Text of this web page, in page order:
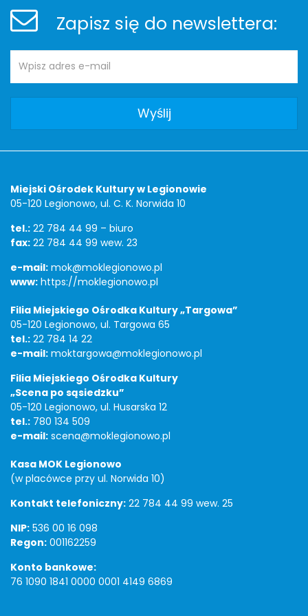
Zapisz się do newslettera:
Newsletter
e-
mail:
Adres
Miejski Ośrodek Kultury w Legionowie
05-120 Legionowo, ul. C. K. Norwida 10
tel.: 22 784 44 99 – biuro
fax: 22 784 44 99 wew. 23
e-mail: mok@moklegionowo.pl
www: https://moklegionowo.pl
Filia Miejskiego Ośrodka Kultury „Targowa”
05-120 Legionowo, ul. Targowa 65
tel.: 22 784 14 22
e-mail: moktargowa@moklegionowo.pl
Filia Miejskiego Ośrodka Kultury
„Scena po sąsiedzku”
05-120 Legionowo, ul. Husarska 12
tel.: 780 134 509
e-mail: scena@moklegionowo.pl
Kasa MOK Legionowo
(w placówce przy ul. Norwida 10)
Kontakt telefoniczny: 22 784 44 99 wew. 25
NIP: 536 00 16 098
Regon: 001162259
Konto bankowe:
76 1090 1841 0000 0001 4149 6869